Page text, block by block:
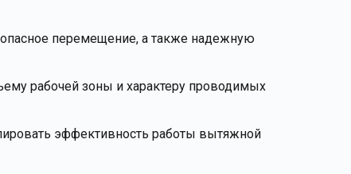
перемещение, а также надежную
рабочей зоны и характеру проводимых
эффективность работы вытяжной